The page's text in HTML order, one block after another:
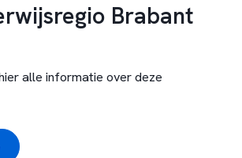
Brabant
alle informatie over deze